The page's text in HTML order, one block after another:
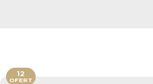
12
OFERT